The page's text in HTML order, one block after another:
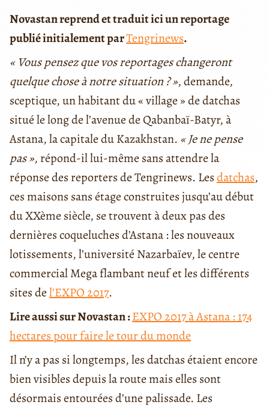
Novastan reprend et traduit ici un reportage
publié initialement parTengrinews.
« Vous pensez que vos reportages changeront
quelque chose à notre situation ? », demande,
sceptique, un habitant du « village » de datchas
situé le long de l’avenue de Qabanbaï-Batyr, à
Astana, la capitale du Kazakhstan. « Je ne pense
pas », répond-il lui-même sans attendre la
réponse des reporters de Tengrinews. Lesdatchas,
ces maisons sans étage construites jusqu’au début
du XXème siècle, se trouvent à deux pas des
dernières coqueluches d’Astana : les nouveaux
lotissements, l’université Nazarbaïev, le centre
commercial Mega flambant neuf et les différents
sites del’EXPO 2017.
Lire aussi sur Novastan :EXPO 2017 à Astana : 174
hectares pour faire le tour du monde
Il n’y a pas si longtemps, les datchas étaient encore
bien visibles depuis la route mais elles sont
désormais entourées d’une palissade. Les